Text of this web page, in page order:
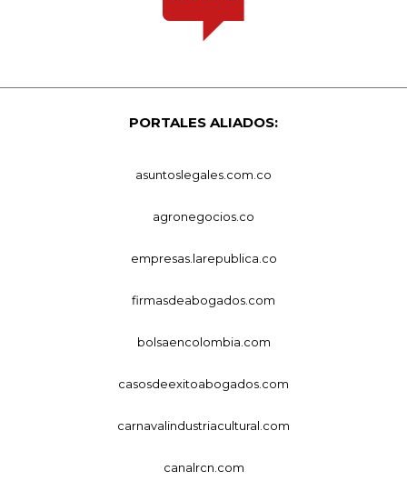
PORTALES ALIADOS:
asuntoslegales.com.co
agronegocios.co
empresas.larepublica.co
firmasdeabogados.com
bolsaencolombia.com
casosdeexitoabogados.com
carnavalindustriacultural.com
canalrcn.com